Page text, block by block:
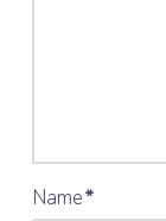
Name*